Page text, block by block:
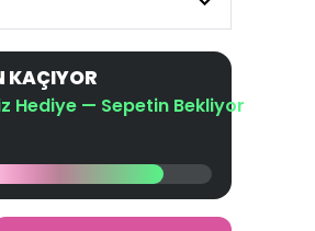
KAÇIYOR
Hediye — Sepetin Bekliyor